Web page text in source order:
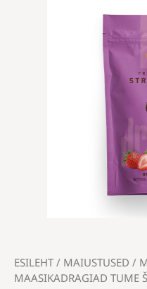
ESILEHT / MAIUSTUSED /
MAASIKADRAGIAD TUME